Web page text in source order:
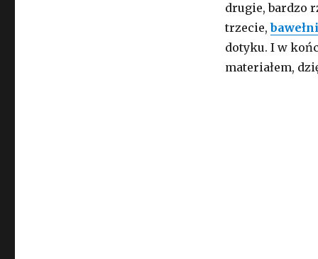
drugie, bardzo
trzecie,
dotyku. I w
materiałem,